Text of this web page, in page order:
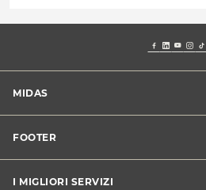
MIDAS
Blog dell'automobilista
Lavora con noi
Chi siamo
FOOTER
Apri un centro in franchising
I MIGLIORI SERVIZI